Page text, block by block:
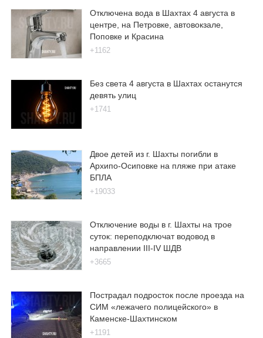
Отключена вода в Шахтах 4 августа в
центре, на Петровке, автовокзале,
Поповке и Красина
+1162
Без света 4 августа в Шахтах останутся
девять улиц
+1741
Двое детей из г. Шахты погибли в
Архипо-Осиповке на пляже при атаке
БПЛА
+19033
Отключение воды в г. Шахты на трое
суток: переподключат водовод в
направлении III-IV ШДВ
+3665
Пострадал подросток после проезда на
СИМ «лежачего полицейского» в
Каменске-Шахтинском
+1191